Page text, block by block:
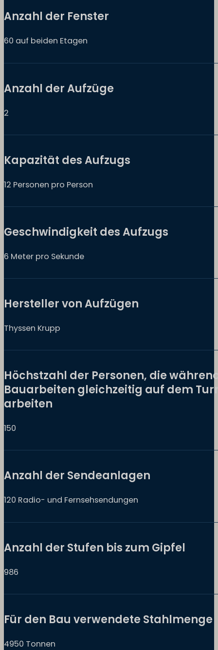
Anzahl der Fenster
60 auf beiden Etagen
Anzahl der Aufzüge
2
Kapazität des Aufzugs
12 Personen pro Person
Geschwindigkeit des Aufzugs
6 Meter pro Sekunde
Hersteller von Aufzügen
Thyssen Krupp
Höchstzahl der Personen, die
Bauarbeiten gleichzeitig auf dem
arbeiten
150
Anzahl der Sendeanlagen
120 Radio- und Fernsehsendungen
Anzahl der Stufen bis zum Gipfel
986
Für den Bau verwendete Stahlmenge
4950 Tonnen